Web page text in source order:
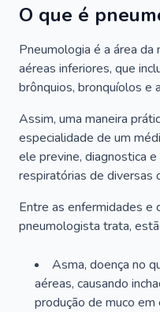
O que é
Pneumologia é a área da
aéreas inferiores, que
brônquios, bronquíolos e
Assim, uma maneira
especialidade de um
ele previne, diagnostica
respiratórias de diversas
Entre as enfermidades e
pneumologista trata,
Asma, doença no
aéreas, causando
produção de muco em